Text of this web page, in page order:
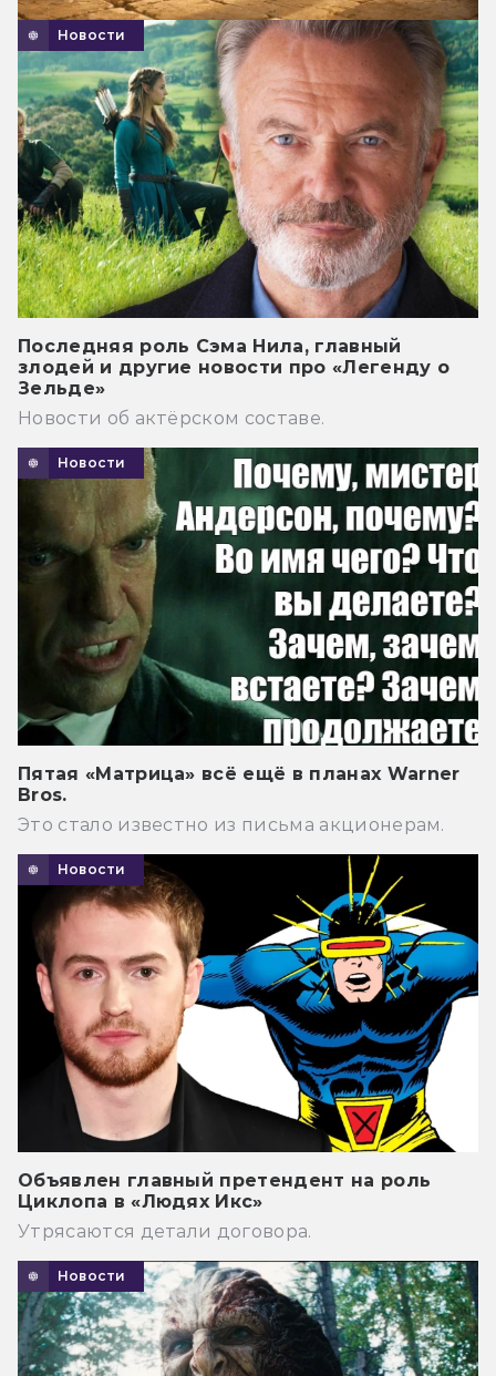
Новости
Последняя роль Сэма Нила, главный
злодей и другие новости про «Легенду о
Зельде»
Новости об актёрском составе.
Новости
Пятая «Матрица» всё ещё в планах Warner
Bros.
Это стало известно из письма акционерам.
Новости
Объявлен главный претендент на роль
Циклопа в «Людях Икс»
Утрясаются детали договора.
Новости